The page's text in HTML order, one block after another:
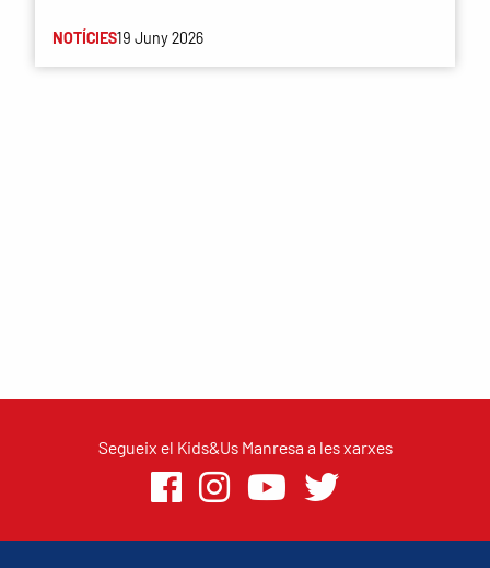
NOTÍCIES19 Juny 2026
Segueix el Kids&Us Manresa a les xarxes